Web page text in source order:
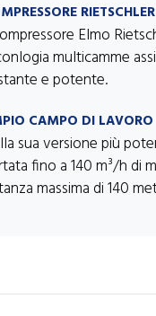
RIETSCHLER
Elmo
multicamme
e potente.
CAMPO DI LAVORO
sua versione più
fino a 140 m³/h di
massima di 140